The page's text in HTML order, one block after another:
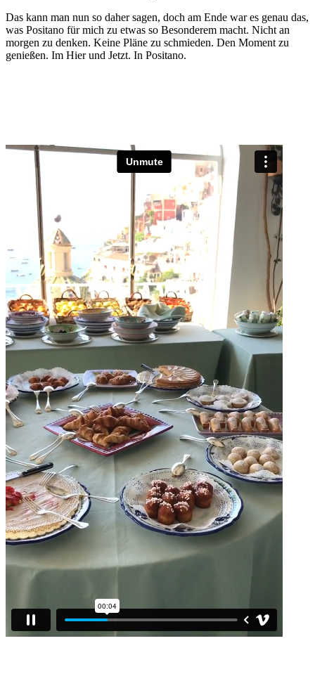
Das kann man nun so daher sagen, doch am Ende war es genau das,
was Positano für mich zu etwas so Besonderem macht. Nicht an
morgen zu denken. Keine Pläne zu schmieden. Den Moment zu
genießen. Im Hier und Jetzt. In Positano.